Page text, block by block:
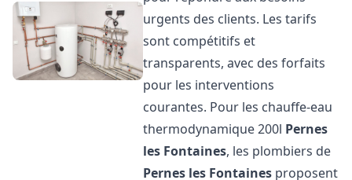
urgents des clients. Les tarifs
sont compétitifs et
transparents, avec des forfaits
pour les interventions
courantes. Pour les chauffe-eau
thermodynamique 200l Pernes
les Fontaines, les plombiers de
Pernes les Fontaines proposent